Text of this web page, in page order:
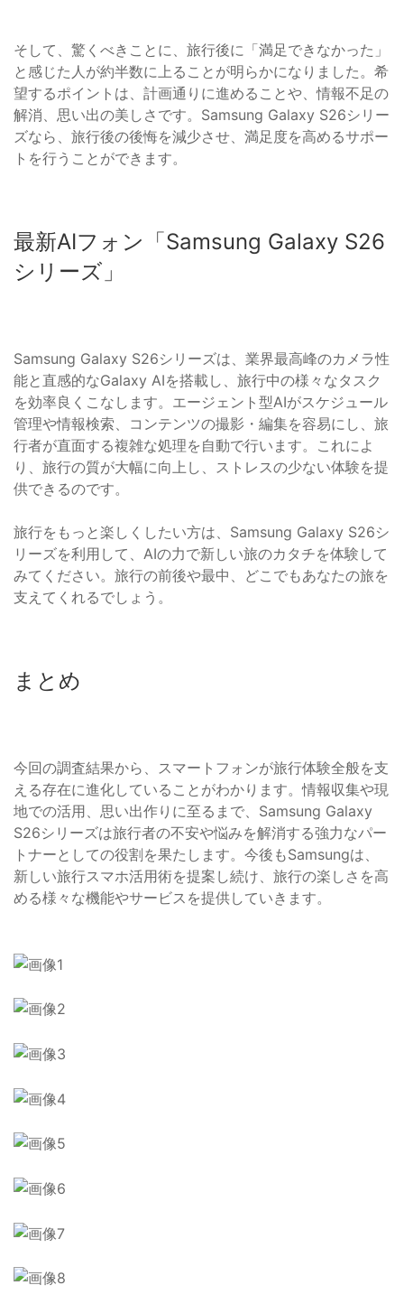
そして、驚くべきことに、旅行後に「満足できなかった」
と感じた人が約半数に上ることが明らかになりました。希
望するポイントは、計画通りに進めることや、情報不足の
解消、思い出の美しさです。Samsung Galaxy S26シリー
ズなら、旅行後の後悔を減少させ、満足度を高めるサポー
トを行うことができます。
最新AIフォン「Samsung Galaxy S26
シリーズ」
Samsung Galaxy S26シリーズは、業界最高峰のカメラ性
能と直感的なGalaxy AIを搭載し、旅行中の様々なタスク
を効率良くこなします。エージェント型AIがスケジュール
管理や情報検索、コンテンツの撮影・編集を容易にし、旅
行者が直面する複雑な処理を自動で行います。これによ
り、旅行の質が大幅に向上し、ストレスの少ない体験を提
供できるのです。
旅行をもっと楽しくしたい方は、Samsung Galaxy S26シ
リーズを利用して、AIの力で新しい旅のカタチを体験して
みてください。旅行の前後や最中、どこでもあなたの旅を
支えてくれるでしょう。
まとめ
今回の調査結果から、スマートフォンが旅行体験全般を支
える存在に進化していることがわかります。情報収集や現
地での活用、思い出作りに至るまで、Samsung Galaxy
S26シリーズは旅行者の不安や悩みを解消する強力なパー
トナーとしての役割を果たします。今後もSamsungは、
新しい旅行スマホ活用術を提案し続け、旅行の楽しさを高
める様々な機能やサービスを提供していきます。